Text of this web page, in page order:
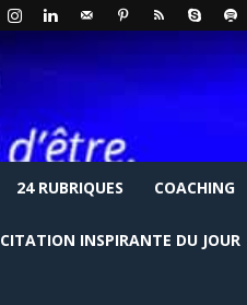
24 RUBRIQUES COACHING
CITATION INSPIRANTE DU JOUR